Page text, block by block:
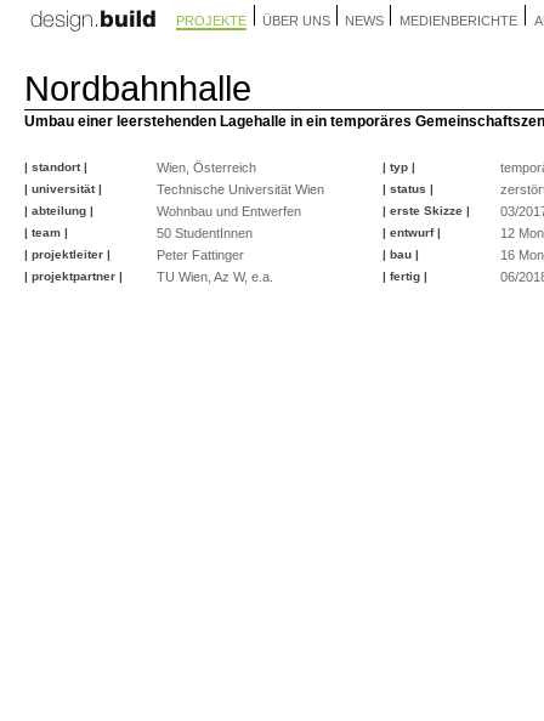
PROJEKTE ÜBER UNS NEWS MEDIENBERICHTE
Nordbahnhalle
Umbau einer leerstehenden Lagehalle in ein temporäres
| standort | Wien, Österreich | typ |
| universität | Technische Universität Wien | status |
| abteilung | Wohnbau und Entwerfen | erste Skizze | 03/
| team | 50 StudentInnen | entwurf | 12
| projektleiter | Peter Fattinger | bau | 16
| projektpartner | TU Wien, Az W, e.a. | fertig | 06/